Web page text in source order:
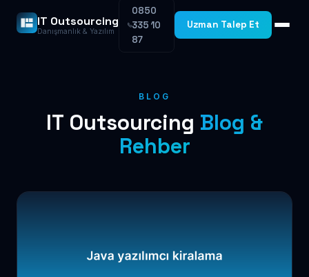
IT Outsourcing
Danışmanlık & Yazılım
0850
335 10
87
Uzman Talep Et
BLOG
IT Outsourcing Blog &
Rehber